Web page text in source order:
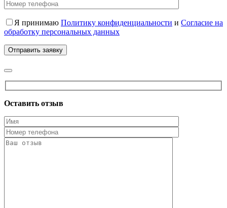
Я принимаю Политику конфиденциальности и Согласие на
обработку персональных данных
Оставить отзыв